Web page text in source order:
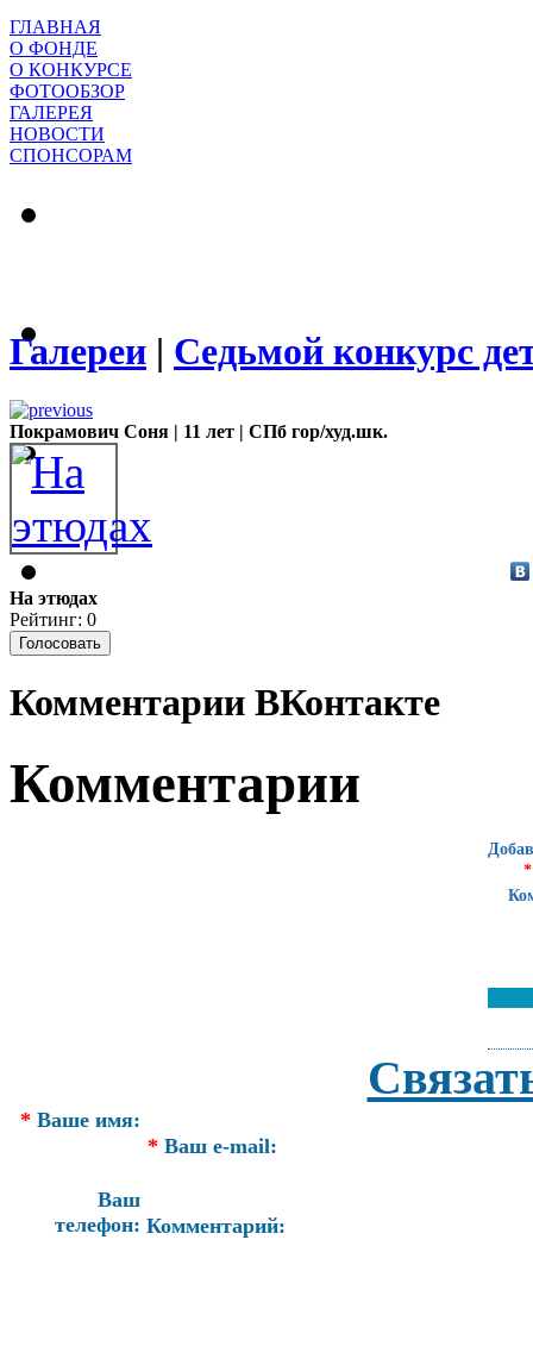
ГЛАВНАЯ
О ФОНДЕ
О КОНКУРСЕ
ФОТООБЗОР
ГАЛЕРЕЯ
НОВОСТИ
СПОНСОРАМ
Галереи | Седьмой конкурс
Покрамович Соня | 11 лет | СПб гор/худ.шк.
На этюдах
Рейтинг: 0
Комментарии ВКонтакте
Комментарии
*
* Ваше имя:
* Ваш e-mail:
Ваш
телефон: Комментарий: